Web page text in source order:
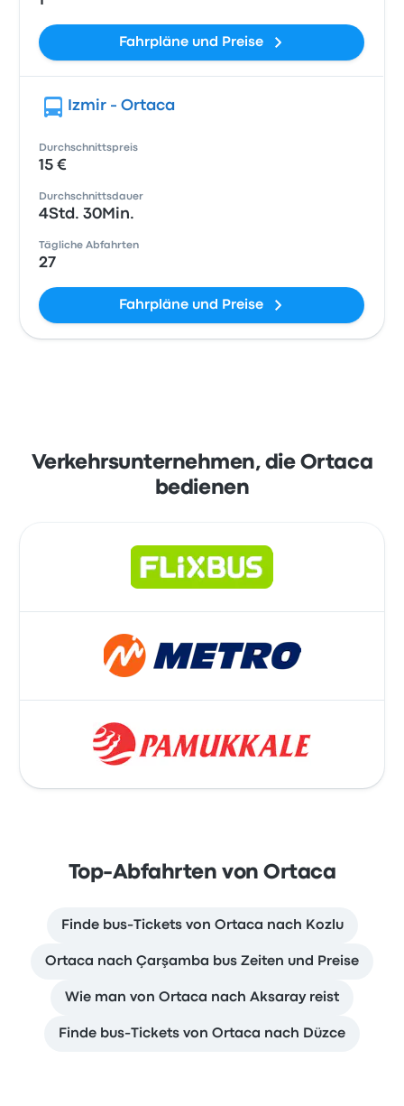
Fahrpläne und Preise
Izmir - Ortaca
Durchschnittspreis
15 €
Durchschnittsdauer
4Std. 30Min.
Tägliche Abfahrten
27
Fahrpläne und Preise
Verkehrsunternehmen, die Ortaca
bedienen
Top-Abfahrten von Ortaca
Finde bus-Tickets von Ortaca nach Kozlu
Ortaca nach Çarşamba bus Zeiten und Preise
Wie man von Ortaca nach Aksaray reist
Finde bus-Tickets von Ortaca nach Düzce